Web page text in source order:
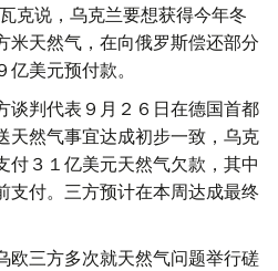
克说，乌克兰要想获得今年冬
米天然气，在向俄罗斯偿还部分
美元预付款。
谈判代表９月２６日在德国首都
天然气事宜达成初步一致，乌克
付３１亿美元天然气欠款，其中
支付。三方预计在本周达成最终
欧三方多次就天然气问题举行磋